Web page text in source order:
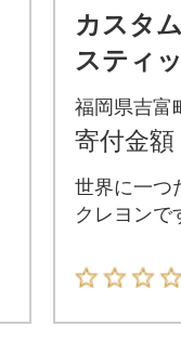
カスタ
スティ
ン 2本
福岡県吉富
寄付金額
世界に一つ
クレヨンで